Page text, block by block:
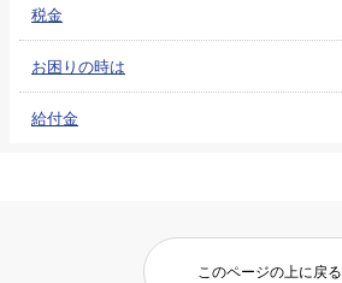
税金
お困りの時は
給付金
このページの上に戻る